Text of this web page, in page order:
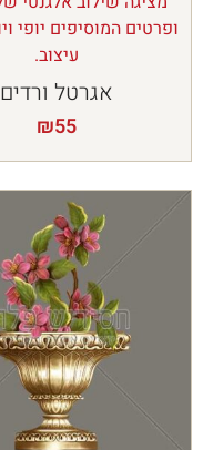
אגרטל ורדים
₪55